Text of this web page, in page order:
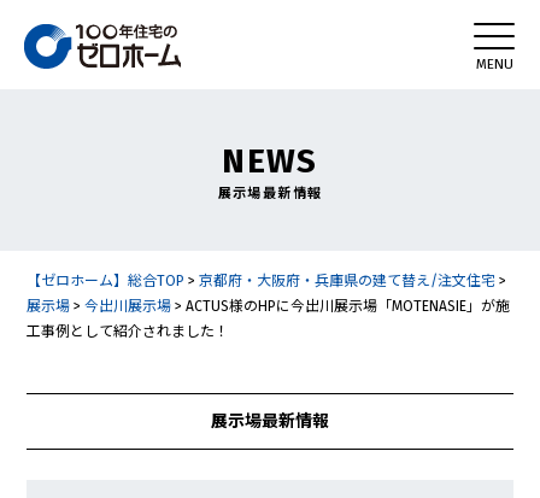
NEWS
展示場最新情報
【ゼロホーム】総合TOP >京都府・大阪府・兵庫県の建て替え/注文住宅 >
展示場 >今出川展示場 >ACTUS様のHPに今出川展示場「MOTENASIE」が施
工事例として紹介されました！
展示場最新情報